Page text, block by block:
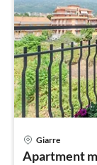
Giarre
Apartment